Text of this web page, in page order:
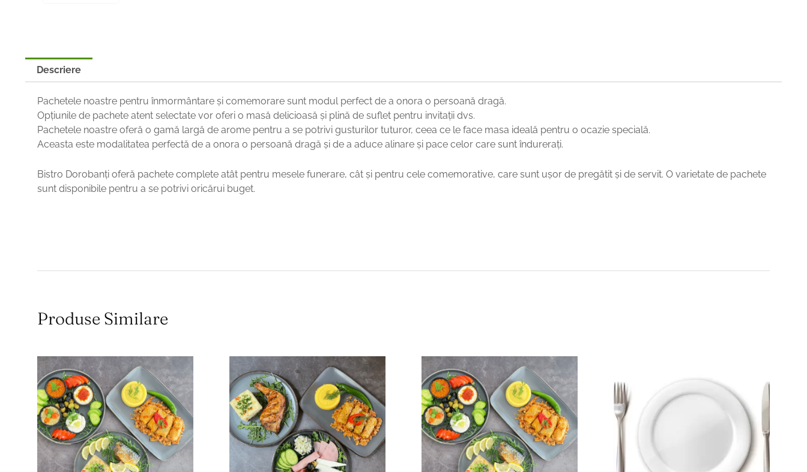
Descriere
Pachetele noastre pentru înmormântare și comemorare sunt modul perfect de a onora o persoană dragă.
Opțiunile de pachete atent selectate vor oferi o masă delicioasă și plină de suflet pentru invitații dvs.
Pachetele noastre oferă o gamă largă de arome pentru a se potrivi gusturilor tuturor, ceea ce le face masa ideală pentru o ocazie specială.
Aceasta este modalitatea perfectă de a onora o persoană dragă și de a aduce alinare și pace celor care sunt îndurerați.
Bistro Dorobanți oferă pachete complete atât pentru mesele funerare, cât și pentru cele comemorative, care sunt ușor de pregătit și de servit. O varietate de pachete
sunt disponibile pentru a se potrivi oricărui buget.
Produse Similare